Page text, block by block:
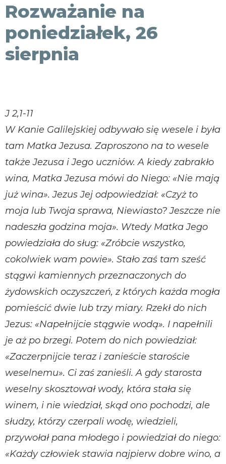
Rozważanie na
poniedziałek, 26
sierpnia
J 2,1-11
W Kanie Galilejskiej odbywało się wesele i była
tam Matka Jezusa. Zaproszono na to wesele
także Jezusa i Jego uczniów. A kiedy zabrakło
wina, Matka Jezusa mówi do Niego: «Nie mają
już wina». Jezus Jej odpowiedział: «Czyż to
moja lub Twoja sprawa, Niewiasto? Jeszcze nie
nadeszła godzina moja». Wtedy Matka Jego
powiedziała do sług: «Zróbcie wszystko,
cokolwiek wam powie». Stało zaś tam sześć
stągwi kamiennych przeznaczonych do
żydowskich oczyszczeń, z których każda mogła
pomieścić dwie lub trzy miary. Rzekł do nich
Jezus: «Napełnijcie stągwie wodą». I napełnili
je aż po brzegi. Potem do nich powiedział:
«Zaczerpnijcie teraz i zanieście staroście
weselnemu». Ci zaś zanieśli. A gdy starosta
weselny skosztował wody, która stała się
winem, i nie wiedział, skąd ono pochodzi, ale
słudzy, którzy czerpali wodę, wiedzieli,
przywołał pana młodego i powiedział do niego:
«Każdy człowiek stawia najpierw dobre wino, a